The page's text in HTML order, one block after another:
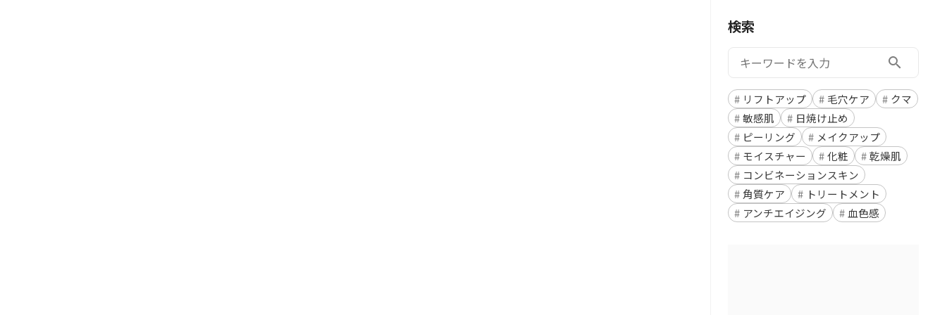
検索
検索: search
リフトアップ 毛穴ケア
クマ
敏感肌
日焼け止め
ピーリング
メイクアップ
モイスチャー
化粧
乾燥肌
コンビネーションスキン
角質ケア
トリートメント
アンチエイジング
血色感